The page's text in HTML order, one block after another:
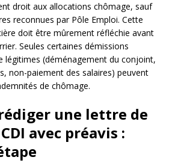
droit aux allocations chômage, sauf
reconnues par Pôle Emploi. Cette
doit être mûrement réfléchie avant
Seules certaines démissions
légitimes (déménagement du conjoint,
non-paiement des salaires) peuvent
de chômage.
une lettre de
avec préavis :